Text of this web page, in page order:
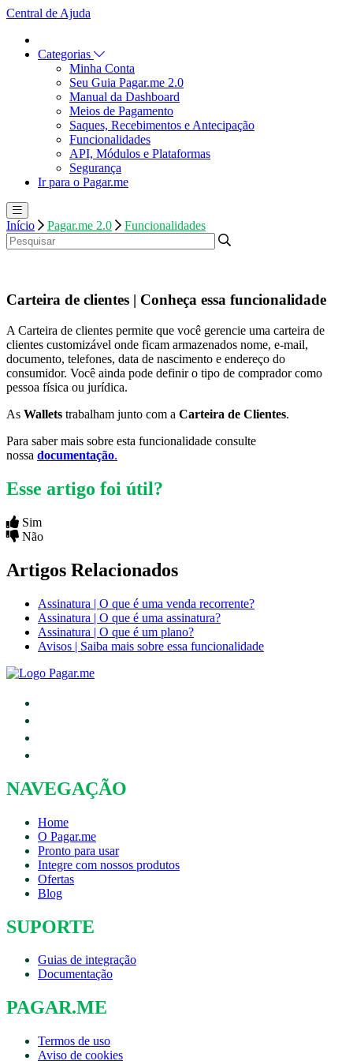
Central de Ajuda
Categorias
Minha Conta
Seu Guia Pagar.me 2.0
Manual da Dashboard
Meios de Pagamento
Saques, Recebimentos e Antecipação
Funcionalidades
API, Módulos e Plataformas
Segurança
Ir para o Pagar.me
Início Pagar.me 2.0 Funcionalidades
Carteira de clientes | Conheça essa funcionalidade
A Carteira de clientes permite que você gerencie uma carteira de
clientes customizável onde ficam armazenados nome, e-mail,
documento, telefones, data de nascimento e endereço do
consumidor. Você ainda pode definir o tipo de comprador como
pessoa física ou jurídica.
As Wallets trabalham junto com a Carteira de Clientes.
Para saber mais sobre esta funcionalidade consulte
nossa documentação.
Esse artigo foi útil?
Sim
Não
Artigos Relacionados
Assinatura | O que é uma venda recorrente?
Assinatura | O que é uma assinatura?
Assinatura | O que é um plano?
Avisos | Saiba mais sobre essa funcionalidade
NAVEGAÇÃO
Home
O Pagar.me
Pronto para usar
Integre com nossos produtos
Ofertas
Blog
SUPORTE
Guias de integração
Documentação
PAGAR.ME
Termos de uso
Aviso de cookies